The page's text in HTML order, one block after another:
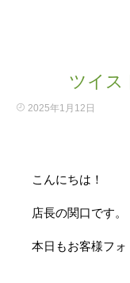
ツイス
2025年1月12日
こんにちは！
店長の関口です。
本日もお客様フォ